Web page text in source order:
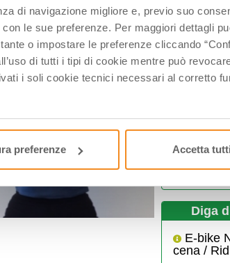
di navigazione migliore e, previo suo
le sue preferenze. Per maggiori dettagli
o impostare le preferenze cliccando
di tutti i tipi di cookie mentre può
i soli cookie tecnici necessari al corretto
preferenze Accetta
Idro
via
Bagno di
http://
Diga
E-bike
cena /